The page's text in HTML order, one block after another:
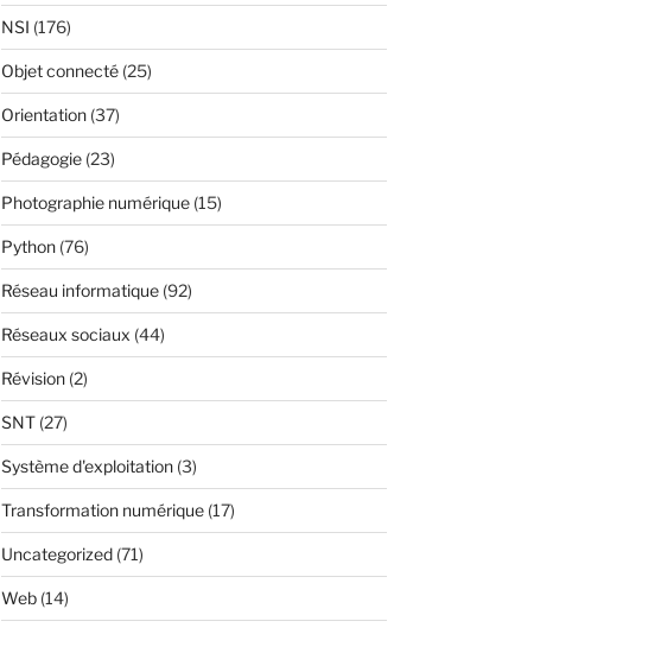
NSI (176)
Objet connecté(25)
Orientation(37)
Pédagogie(23)
Photographie numérique(15)
Python(76)
Réseau informatique(92)
Réseaux sociaux (44)
Révision(2)
SNT(27)
Système d'exploitation(3)
Transformation numérique(17)
Uncategorized(71)
Web(14)